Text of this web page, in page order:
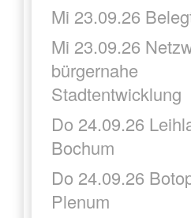
Mi 23.09.26
Mi 23.09.26
bürgernahe
Stadtentwicklung
Do 24.09.26
Bochum
Do 24.09.26
Plenum